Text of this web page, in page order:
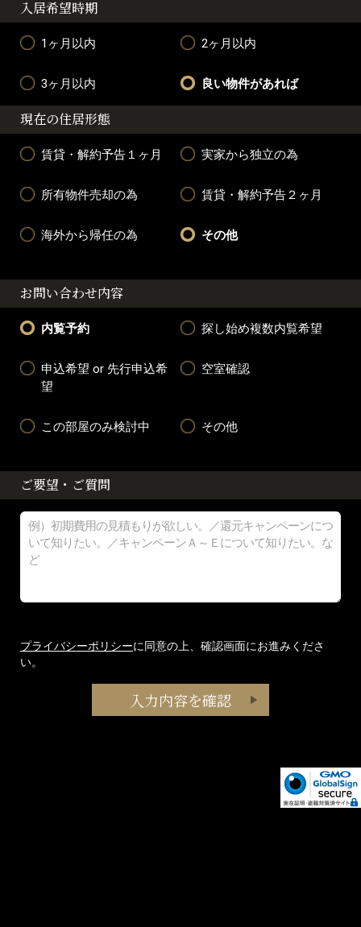
入居希望時期
1ヶ月以内 2ヶ月以内
3ヶ月以内 良い物件があれば
現在の住居形態
賃貸・解約予告１ヶ月 実家から独立の為
所有物件売却の為 賃貸・解約予告２ヶ月
海外から帰任の為 その他
お問い合わせ内容
内覧予約 探し始め複数内覧希望
申込希望 or 先行申込希
望
空室確認
この部屋のみ検討中 その他
ご要望・ご質問
プライバシーポリシーに同意の上、確認画面にお進みくださ
い。